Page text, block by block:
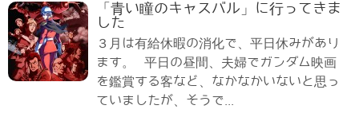
「青い瞳のキャスバル」に行ってきま
した
３月は有給休暇の消化で、平日休みがあり
ます。 平日の昼間、夫婦でガンダム映画
を鑑賞する客など、なかなかいないと思っ
ていましたが、そうで...